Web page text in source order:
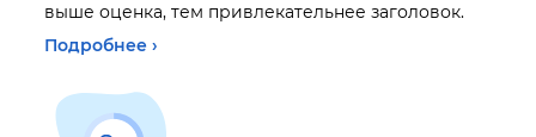
выше оценка, тем привлекательнее заголовок.
Подробнее ›